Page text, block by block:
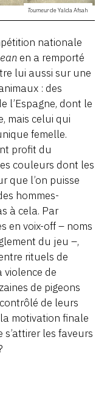
Tourneurde Yalda Afsah
nationale
en a remporté
lui aussi sur une
: des
l’Espagne, dont le
mais celui qui
femelle.
profit du
couleurs dont les
que l’on puisse
hommes-
à cela. Par
en voix-off – noms
du jeu –,
rituels de
violence de
de pigeons
de leurs
motivation finale
s’attirer les faveurs